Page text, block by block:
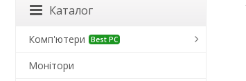
Каталог
Комп'ютери Best PC
Монітори